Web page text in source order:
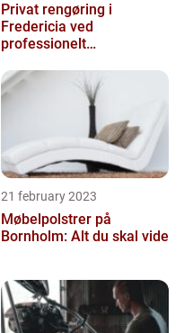
Privat rengøring i
Fredericia ved
professionelt
21 february 2023
Møbelpolstrer på
Bornholm: Alt du skal vide